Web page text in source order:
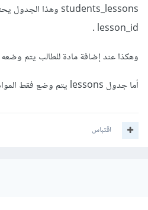
lesson_id .
وهكذا عند إضافة مادة للطالب يتم
أما جدول lessons يتم وضع فقط المواد به .
اقتباس